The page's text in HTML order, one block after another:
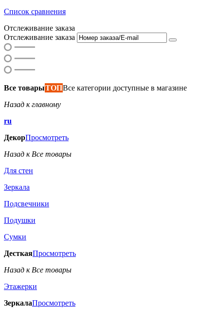
Список сравнения
Отслеживание заказа
Отслеживание заказа
Все товарыТОПВсе категории доступные в магазине
Назад к главному
ru
ДекорПросмотреть
Назад к Все товары
Для стен
Зеркала
Подсвечники
Подушки
Сумки
ДесткаяПросмотреть
Назад к Все товары
Этажерки
ЗеркалаПросмотреть